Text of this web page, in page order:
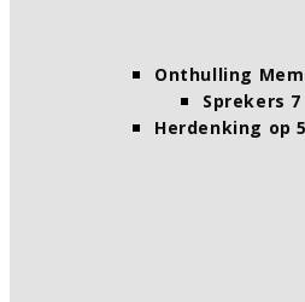
Onthulling
Sprekers
Herdenking op